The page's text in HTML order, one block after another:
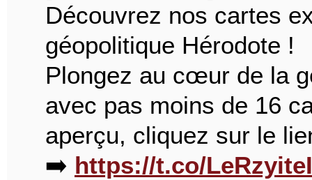
Découvrez nos cartes
géopolitique Hérodote !
Plongez au cœur de la
avec pas moins de 16
aperçu, cliquez sur le
➡️ https://t.co/